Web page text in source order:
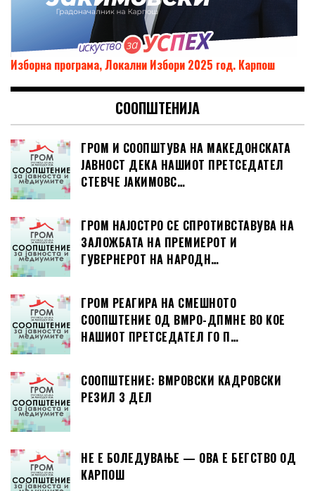
Изборна програма, Локални Избори 2025 год. Карпош
СООПШТЕНИЈА
ГРОМ И СООПШТУВА НА МАКЕДОНСКАТА
ЈАВНОСТ ДЕКА НАШИОТ ПРЕТСЕДАТЕЛ
СТЕВЧЕ ЈАКИМОВС…
ГРОМ НАЈОСТРО СЕ СПРОТИВСТАВУВА НА
ЗАЛОЖБАТА НА ПРЕМИЕРОТ И
ГУВЕРНЕРОТ НА НАРОДН…
ГРОМ РЕАГИРА НА СМЕШНОТО
СООПШТЕНИЕ ОД ВМРО-ДПМНЕ ВО КОЕ
НАШИОТ ПРЕТСЕДАТЕЛ ГО П…
СООПШТЕНИЕ: ВМРОВСКИ КАДРОВСКИ
РЕЗИЛ 3 ДЕЛ
НЕ Е БОЛЕДУВАЊЕ — ОВА Е БЕГСТВО ОД
КАРПОШ